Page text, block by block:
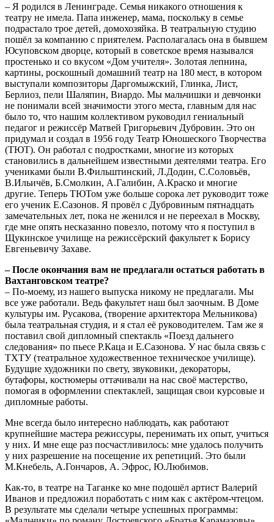
– Я родился в Ленинграде. Семья никакого отношения к
театру не имела. Папа инженер, мама, поскольку в семье
подрастало трое детей, домохозяйка. В театральную студию
пошёл за компанию с приятелем. Располагалась она в бывшем
Юсуповском дворце, который в советское время назывался
простенько и со вкусом «Дом учителя». Золотая лепнина,
картины, роскошный домашний театр на 180 мест, в котором
выступали композиторы Даргомыжский, Глинка, Лист,
Берлиоз, пели Шаляпин, Виардо. Мы мальчишки и девчонки
не понимали всей значимости этого места, главным для нас
было то, что нашим коллективом руководил гениальный
педагог и режиссёр Матвей Григорьевич Дубровин. Это он
придумал и создал в 1956 году Театр Юношеского Творчества
(ТЮТ). Он работал с подростками, многие из которых
становились в дальнейшем известными деятелями театра. Его
учениками были В.Фильштинский, Л.Додин, С.Соловьёв,
В.Ильичёв, Б.Смолкин, А.Галибин, А.Краско и многие
другие. Теперь ТЮТом уже больше сорока лет руководит тоже
его ученик Е.Сазонов. Я провёл с Дубровиным пятнадцать
замечательных лет, пока не женился и не переехал в Москву,
где мне опять несказанно повезло, потому что я поступил в
Щукинское училище на режиссёрский факультет к Борису
Евгеньевичу Захаве.
– После окончания вам не предлагали остаться работать в
Вахтанговском театре?
– По-моему, из нашего выпуска никому не предлагали. Мы
все уже работали. Ведь факультет наш был заочным. В Доме
культуры им. Русакова, (творение архитектора Мельникова)
была театральная студия, и я стал её руководителем. Там же я
поставил свой дипломный спектакль «Поезд дальнего
следования» по пьесе Р.Каца и Е.Сазонова. У нас была связь с
ТХТУ (театральное художественное техническое училище).
Будущие художники по свету, звуковики, декораторы,
бутафоры, костюмеры оттачивали на нас своё мастерство,
помогая в оформлении спектаклей, защищая свои курсовые и
дипломные работы.
Мне всегда было интересно наблюдать, как работают
крупнейшие мастера режиссуры, перенимать их опыт, учиться
у них. И мне еще раз посчастливилось: мне удалось получить
у них разрешение на посещение их репетиций. Это были
М.Кнебель, А.Гончаров, А. Эфрос, Ю.Любимов.
Как-то, в театре на Таганке ко мне подошёл артист Валерий
Иванов и предложил поработать с ним как с актёром-чтецом.
В результате мы сделали четыре успешных программы: